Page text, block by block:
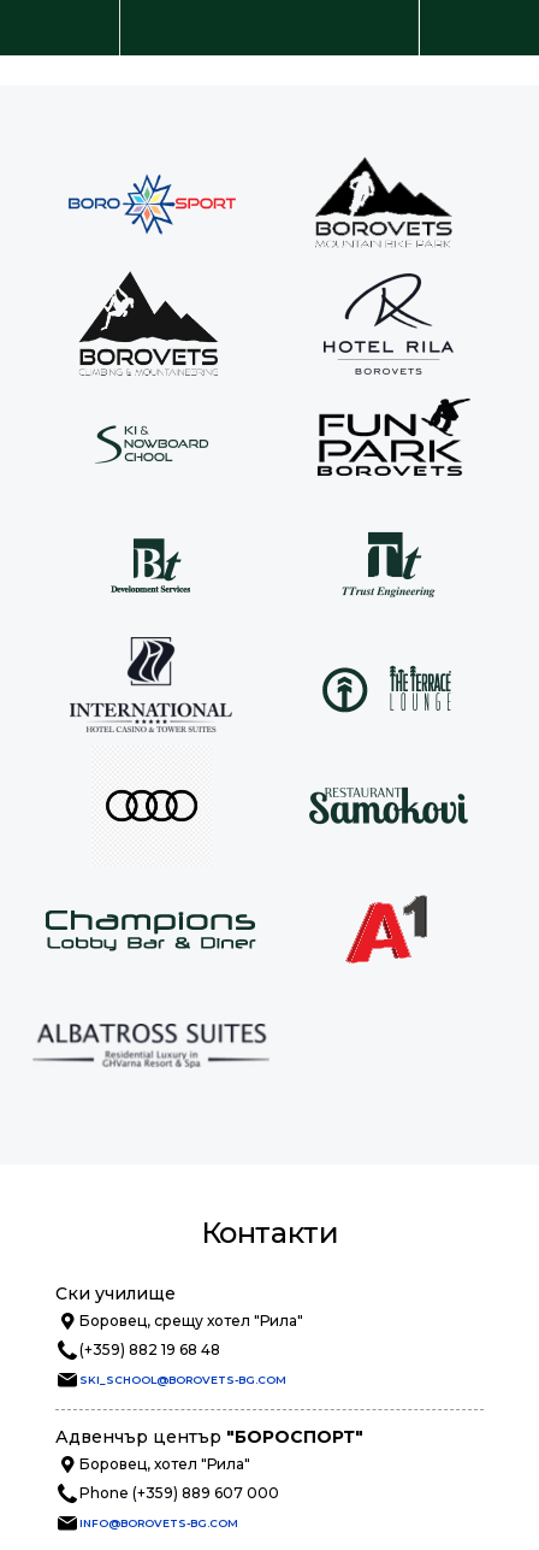
Контакти
Ски училище
Боровец, срещу хотел "Рила"
(+359) 882 19 68 48
SKI_SCHOOL@BOROVETS-BG.COM
Адвенчър център "БОРОСПОРТ"
Боровец, хотел "Рила"
Phone (+359) 889 607 000
INFO@BOROVETS-BG.COM